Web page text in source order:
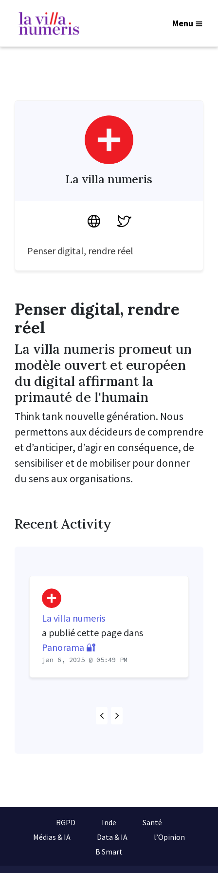
Menu
La villa numeris
Site Twitter
Penser digital, rendre réel
Penser digital, rendre
réel
La villa numeris promeut un
modèle ouvert et européen
du digital affirmant la
primauté de l'humain
Think tank nouvelle génération. Nous
permettons aux décideurs de comprendre
et d’anticiper, d’agir en conséquence, de
sensibiliser et de mobiliser pour donner
du sens aux organisations.
Recent Activity
La villa numeris
a publié cette page dans
Panorama 🔐
jan 6, 2025 @ 05:49 PM
RGPD Inde
Santé
Médias & IA
Data & IA
l’Opinion
B Smart